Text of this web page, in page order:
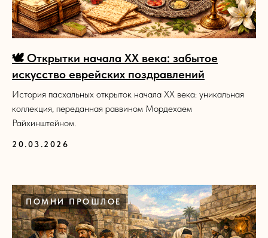
🕊️ Открытки начала XX века: забытое
искусство еврейских поздравлений
История пасхальных открыток начала XX века: уникальная
коллекция, переданная раввином Мордехаем
Райхинштейном.
20.03.2026
ПОМНИ ПРОШЛОЕ